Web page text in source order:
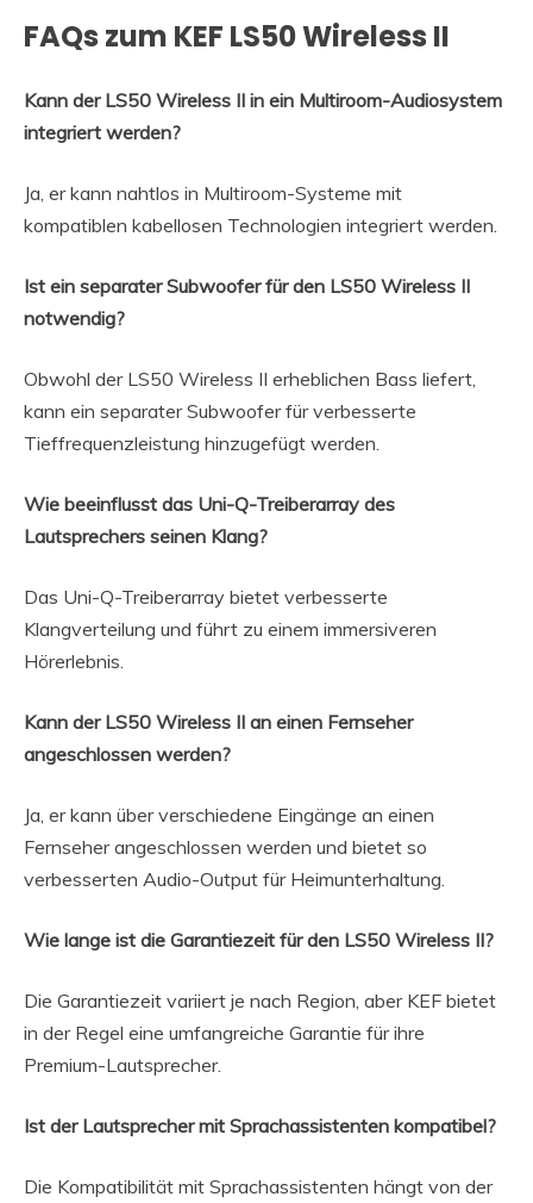
FAQs zum KEF LS50 Wireless II
Kann der LS50 Wireless II in ein Multiroom-Audiosystem
integriert werden?
Ja, er kann nahtlos in Multiroom-Systeme mit
kompatiblen kabellosen Technologien integriert werden.
Ist ein separater Subwoofer für den LS50 Wireless II
notwendig?
Obwohl der LS50 Wireless II erheblichen Bass liefert,
kann ein separater Subwoofer für verbesserte
Tieffrequenzleistung hinzugefügt werden.
Wie beeinflusst das Uni-Q-Treiberarray des
Lautsprechers seinen Klang?
Das Uni-Q-Treiberarray bietet verbesserte
Klangverteilung und führt zu einem immersiveren
Hörerlebnis.
Kann der LS50 Wireless II an einen Fernseher
angeschlossen werden?
Ja, er kann über verschiedene Eingänge an einen
Fernseher angeschlossen werden und bietet so
verbesserten Audio-Output für Heimunterhaltung.
Wie lange ist die Garantiezeit für den LS50 Wireless II?
Die Garantiezeit variiert je nach Region, aber KEF bietet
in der Regel eine umfangreiche Garantie für ihre
Premium-Lautsprecher.
Ist der Lautsprecher mit Sprachassistenten kompatibel?
Die Kompatibilität mit Sprachassistenten hängt von der